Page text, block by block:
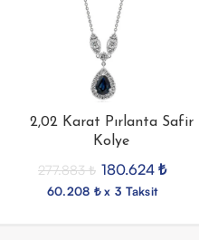
2,02 Karat Pırlanta Safir
Kolye
277.883₺ 180.624 ₺
60.208 ₺ x 3 Taksit